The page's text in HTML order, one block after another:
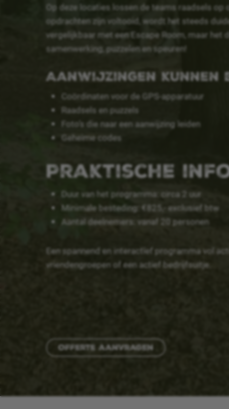
Op deze locaties lossen de teams raadsels
opdrachten zijn voltooid, wordt het steeds
vergelijkbaar met een Escape Room, maar
samenwerking, puzzelen en speuren!
Aanwijzingen kunnen
Coördinaten voor de GPS-apparatuur
Raadsels en puzzels
Foto’s die naar een aanwijzing leiden
Geheime codes
Praktische
Duur van het programma: circa 2 uur
Minimale besteding: €825,- exclusief btw
Aantal deelnemers: vanaf 20 personen
Een spannend en interactief programma vol
vriendengroepen of een actief bedrijfsuitje.
Offerte aanvragen